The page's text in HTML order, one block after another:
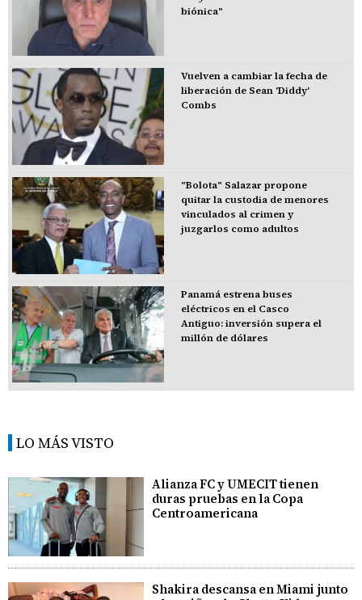
biónica"
Vuelven a cambiar la fecha de
liberación de Sean 'Diddy'
Combs
"Bolota" Salazar propone
quitar la custodia de menores
vinculados al crimen y
juzgarlos como adultos
Panamá estrena buses
eléctricos en el Casco
Antiguo: inversión supera el
millón de dólares
LO MÁS VISTO
Alianza FC y UMECIT tienen
duras pruebas en la Copa
Centroamericana
Shakira descansa en Miami junto